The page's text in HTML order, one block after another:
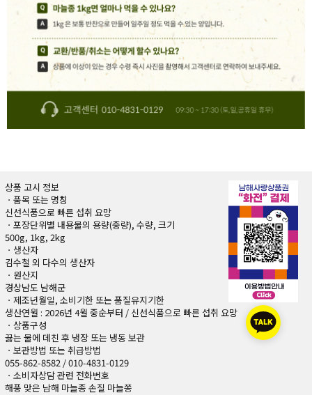
상품 고시 정보
ㆍ품목 또는 명칭
신선식품으로 빠른 섭취 요망
ㆍ포장단위별 내용물의 용량(중량), 수량, 크기
500g, 1kg, 2kg
ㆍ생산자
김수철 외 다수의 생산자
ㆍ원산지
경상남도 남해군
ㆍ제조년월일, 소비기한 또는 품질유지기한
생산연월 : 2026년 4월 중순부터 / 신선식품으로 빠른 섭취 요망
ㆍ상품구성
끓는 물에 데친 후 냉장 또는 냉동 보관
ㆍ보관방법 또는 취급방법
055-862-8582 / 010-4831-0129
ㆍ소비자상담 관련 전화번호
해풍 맞은 남해 마늘종 손질 마늘쫑